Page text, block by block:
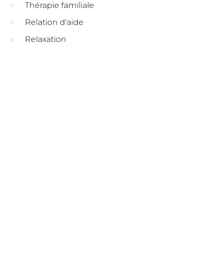
Thérapie familiale
Relation d'aide
Relaxation